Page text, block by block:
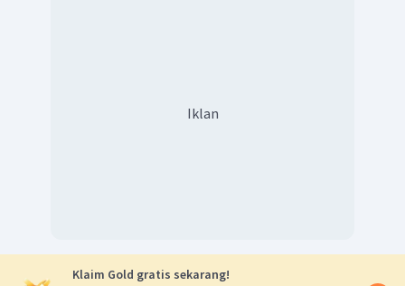
Iklan
Klaim Gold gratis sekarang!